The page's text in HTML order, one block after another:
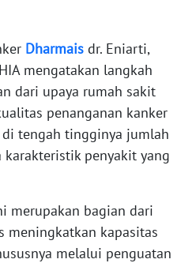
Dharmais dr. Eniarti,
mengatakan langkah
dari upaya rumah sakit
penanganan kanker
tengah tingginya jumlah
karakteristik penyakit yang
merupakan bagian dari
meningkatkan kapasitas
melalui penguatan